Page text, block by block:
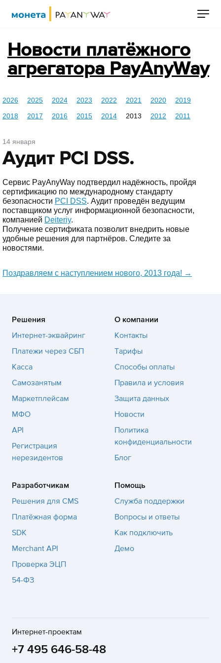
Новости платёжного
агрегатора PayAnyWay
2026 2025 2024 2023 2022 2021 2020 2019
2018 2017 2016 2015 2014 2013 2012 2011
14 января
Аудит PCI DSS.
Cервис PayAnyWay подтвердил надёжность, пройдя
сертификацию по международному стандарту
безопасности PCI DSS. Аудит проведён ведущим
поставщиком услуг информационной безопасности,
компанией Deiteriy.
Получение сертификата позволит внедрить новые
удобные решения для партнёров. Следите за
новостями.
Поздравляем с наступлением нового, 2013 года! →
Решения
Интернет-эквайринг
Платежи через СБП
Касса
Самозанятым
Маркетплейсам
МФО
API
Регистрация
нерезидентов
О компании
Контакты
Тарифы
Способы оплаты
Правила и условия
Защита данных
Новости
Политика
конфиденциальности
Блог
Разработчикам
Решения для CMS
Платёжная форма
SDK
Merchant API
Проверка ЭЦП
54-ФЗ
Помощь
Служба поддержки
Вопросы и ответы
Как подключить
Демо
Интернет-проектам
+7 495 646-58-48